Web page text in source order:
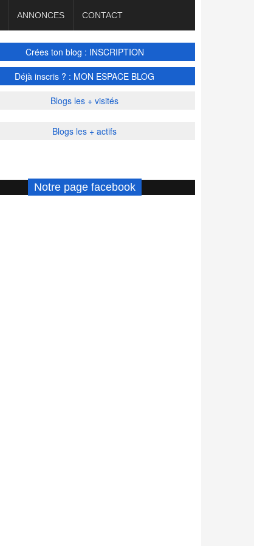
ANNONCES CONTACT
Crées ton blog : INSCRIPTION
Déjà inscris ? : MON ESPACE BLOG
Blogs les + visités
Blogs les + actifs
Notre page facebook